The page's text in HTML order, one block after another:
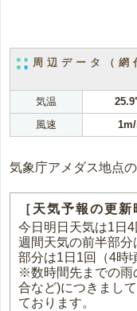
周辺データ（網
気温
風速
気象庁アメダス地点
［天気予報の更新
今日明日天気は1日4
週間天気の前半部
部分は1日1回（4時
※数時間先までの雨
合など)につきまし
ております。